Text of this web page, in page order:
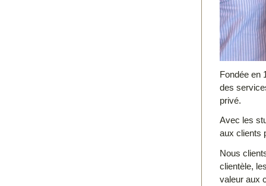
Fondée en
des
privé.
Avec les
aux clients
Nous
clientèle,
valeur aux